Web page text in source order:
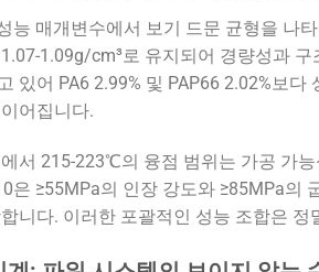
능 매개변수에서 보기 드문 균형을 나
1.09g/cm³로 유지되어 경량성과
있어 PA6 2.99% 및 PAP66 2.02%보
어집니다.
서 215-223℃의 융점 범위는 가공 가
은 ≥55MPa의 인장 강도와 ≥85MPa의
니다. 이러한 포괄적인 성능 조합은